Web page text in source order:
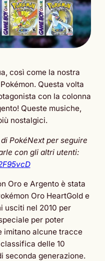
così come la nostra
Questa volta
con la colonna
Queste musiche,
nostalgici.
PokéNext per seguire
con gli altri utenti:
Oro e Argento è stata
Oro HeartGold e
usciti nel 2010 per
per poter
imitano alcune tracce
delle 10
seconda generazione.